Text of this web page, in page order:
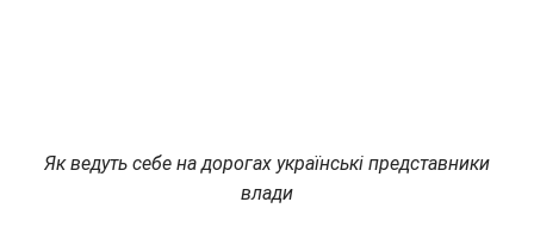
Як ведуть себе на дорогах українські представники
влади